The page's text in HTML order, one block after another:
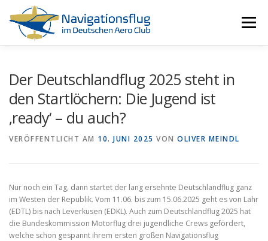
Inhalt
springen
Menü
ALLE EVENTS ÜBER UNS
Der Deutschlandflug 2025 steht in
den Startlöchern: Die Jugend ist
‚ready‘ – du auch?
VERÖFFENTLICHT AM 10. JUNI 2025 VON OLIVER MEINDL
Nur noch ein Tag, dann startet der lang ersehnte Deutschlandflug ganz
im Westen der Republik. Vom 11.06. bis zum 15.06.2025 geht es von Lahr
(EDTL) bis nach Leverkusen (EDKL). Auch zum Deutschlandflug 2025 hat
die Bundeskommission Motorflug drei jugendliche Crews gefördert,
welche schon gespannt ihrem ersten großen Navigationsflug